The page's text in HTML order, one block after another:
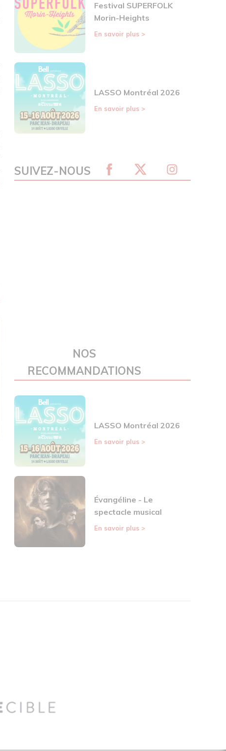
Festival SUPERFOLK
Morin-Heights
En savoir plus >
LASSO Montréal 2026
En savoir plus >
SUIVEZ-NOUS
NOS
RECOMMANDATIONS
LASSO Montréal 2026
En savoir plus >
Évangéline - Le
spectacle musical
En savoir plus >